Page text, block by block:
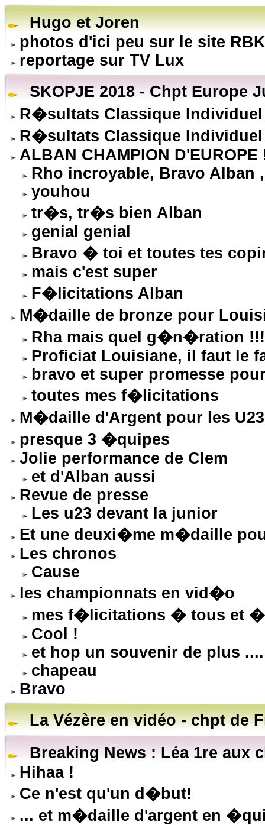
Hugo et Joren
photos d'ici peu sur le site
reportage sur TV Lux
SKOPJE 2018 - Chpt Europe
R�sultats Classique
R�sultats Classique Individuel
ALBAN CHAMPION D'EUROPE
Rho incroyable, Bravo Alban
youhou
tr�s, tr�s bien Alban
genial genial
Bravo � toi et toutes tes
mais c'est super
F�licitations Alban
M�daille de bronze pour
Rha mais quel g�n�ration
Proficiat Louisiane, il faut le
bravo et super promesse
toutes mes f�licitations
M�daille d'Argent pour les
presque 3 �quipes
Jolie performance de Clem
et d'Alban aussi
Revue de presse
Les u23 devant la junior
Et une deuxi�me m�daille
Les chronos
Cause
les championnats en vid�o
mes f�licitations � tous et
Cool !
et hop un souvenir de plus ....
chapeau
Bravo
La Vézère en vidéo - chpt de
Breaking News : Léa 1re aux
Hihaa !
Ce n'est qu'un d�but!
... et m�daille d'argent en